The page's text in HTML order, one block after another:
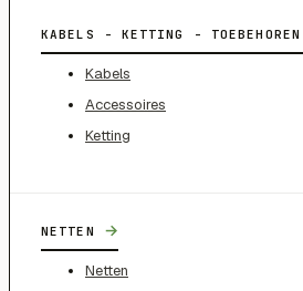
KABELS - KETTING - TOEBEHOREN
Kabels
Accessoires
Ketting
NETTEN →
Netten